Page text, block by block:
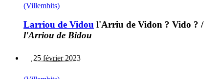
(Villembits)
Larriou de Vidou l'Arriu de Vidon ? Vido ? /
l'Arriou de Bidou
25 février 2023